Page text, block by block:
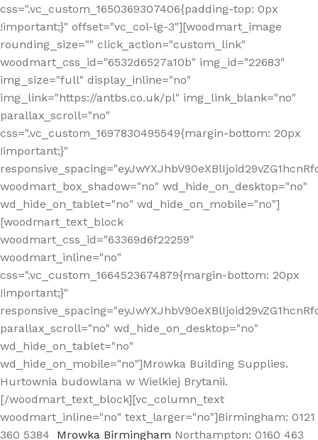
css=".vc_custom_1650369307406{padding-top: 0px
!important;}" offset="vc_col-lg-3"][woodmart_image
rounding_size="" click_action="custom_link"
woodmart_css_id="6532d6527a10b" img_id="22683"
img_size="full" display_inline="no"
img_link="https://antbs.co.uk/pl" img_link_blank="no"
parallax_scroll="no"
css=".vc_custom_1697830495549{margin-bottom: 20px
!important;}"
woodmart_box_shadow="no" wd_hide_on_desktop="no"
wd_hide_on_tablet="no" wd_hide_on_mobile="no"]
[woodmart_text_block
woodmart_css_id="63369d6f22259"
woodmart_inline="no"
css=".vc_custom_1664523674879{margin-bottom: 20px
!important;}"
parallax_scroll="no" wd_hide_on_desktop="no"
wd_hide_on_tablet="no"
wd_hide_on_mobile="no"]Mrowka Building Supplies.
Hurtownia budowlana w Wielkiej Brytanii.
[/woodmart_text_block][vc_column_text
woodmart_inline="no" text_larger="no"]Birmingham: 0121
360 5384
Mrowka Birmingham Northampton: 0160 463